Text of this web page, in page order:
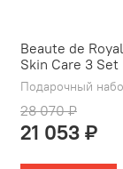
Beaute de
Skin Care 3 Set
Подарочный
28 070 ₽
21 053 ₽